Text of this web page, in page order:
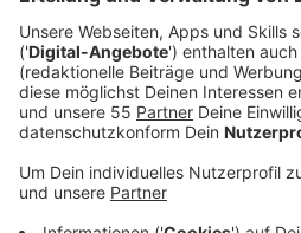
In seiner neuen Rolle wird der
Songwriter ab der League
dafür verantwortlich sein,
einen League-Champion-Skin
Performance für die über 180